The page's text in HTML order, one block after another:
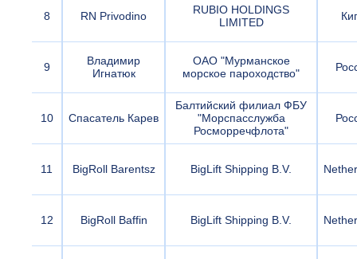
8 RN Privodino
RUBIO HOLDINGS
LIMITED
9
Владимир
Игнатюк
ОАО "Мурманское
морское пароходство"
10 Спасатель Карев
Балтийский филиал ФБУ
"Морспасслужба
Росморречфлота"
11 BigRoll Barentsz BigLift Shipping B.V.
12 BigRoll Baffin BigLift Shipping B.V.